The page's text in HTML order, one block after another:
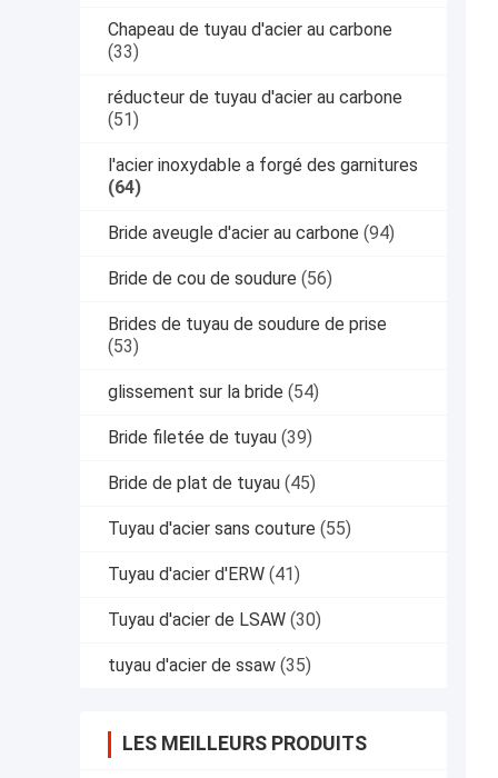
Chapeau de tuyau d'acier au carbone
(33)
réducteur de tuyau d'acier au carbone
(51)
l'acier inoxydable a forgé des garnitures
(64)
Bride aveugle d'acier au carbone (94)
Bride de cou de soudure (56)
Brides de tuyau de soudure de prise
(53)
glissement sur la bride (54)
Bride filetée de tuyau (39)
Bride de plat de tuyau (45)
Tuyau d'acier sans couture (55)
Tuyau d'acier d'ERW (41)
Tuyau d'acier de LSAW (30)
tuyau d'acier de ssaw (35)
LES MEILLEURS PRODUITS